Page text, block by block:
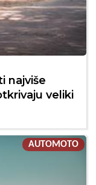
najviše
veliki
AUTOMOTO